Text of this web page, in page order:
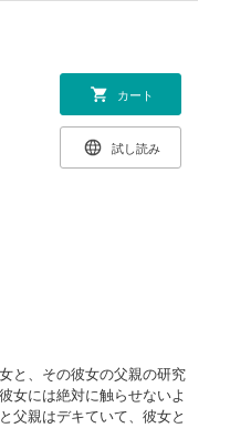
カート
試し読み
と、その彼女の父親の研究
女には絶対に触らせないよ
父親はデキていて、彼女と